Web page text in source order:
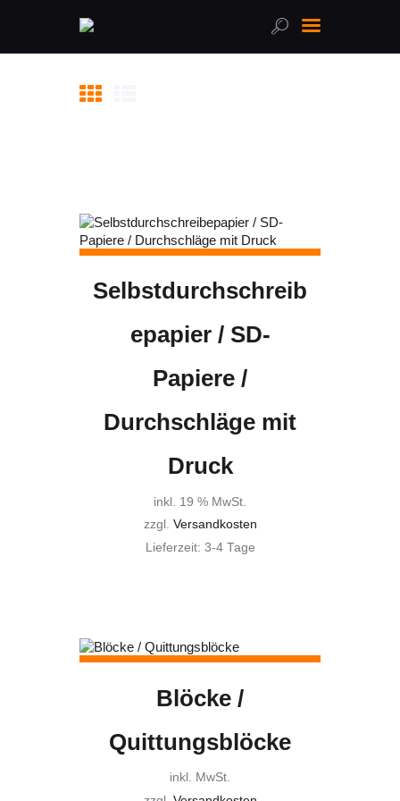
FAQ
Kontakt
Selbstdurchschreib
epapier / SD-
Papiere /
Durchschläge mit
Druck
inkl. 19 % MwSt.
zzgl. Versandkosten
Lieferzeit: 3-4 Tage
Blöcke /
Quittungsblöcke
inkl. MwSt.